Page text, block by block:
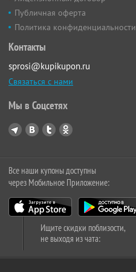
Публичная оферта
Политика конфиденциальности
Контакты
sprosi@kupikupon.ru
Связаться с нами
Мы в Соцсетях
Все наши купоны доступны
через Мобильное Приложение:
Ищите скидки поблизости,
не выходя из чата: